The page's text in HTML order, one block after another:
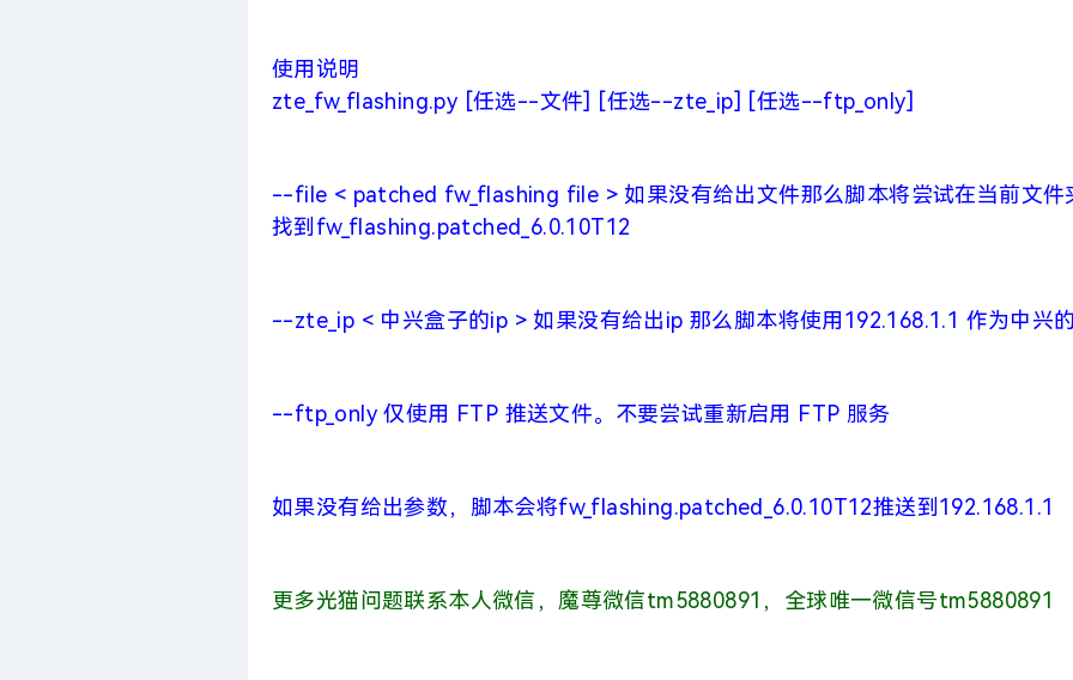
使用说明
zte_fw_flashing.py [任选--文件] [任选--zte_ip] [任选--ftp_only]
--file < patched fw_flashing file > 如果没有给出文件那么脚本将尝试在当前文件
找到fw_flashing.patched_6.0.10T12
--zte_ip < 中兴盒子的ip > 如果没有给出ip 那么脚本将使用192.168.1.1 作为中兴
--ftp_only 仅使用 FTP 推送文件。不要尝试重新启用 FTP 服务
如果没有给出参数，脚本会将fw_flashing.patched_6.0.10T12推送到192.168.1.1
更多光猫问题联系本人微信，魔尊微信tm5880891， 全球唯一微信号tm5880891